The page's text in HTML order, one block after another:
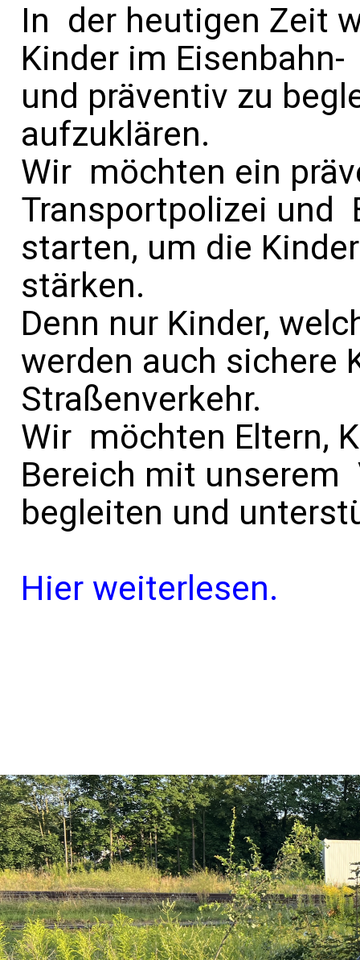
In der heutigen Zeit
Kinder im
und präventiv zu
aufzuklären.
Wir möchten ein
Transportpolizei und
starten, um die
stärken.
Denn nur Kinder,
werden auch sichere
Straßenverkehr.
Wir möchten Eltern,
Bereich mit unserem
begleiten und
Hier weiterlesen.